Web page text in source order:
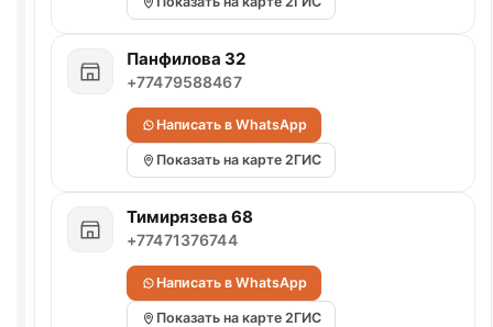
Панфилова 32
+77479588467
Написать в WhatsApp
Показать на карте 2ГИС
Тимирязева 68
+77471376744
Написать в WhatsApp
Показать на карте 2ГИС